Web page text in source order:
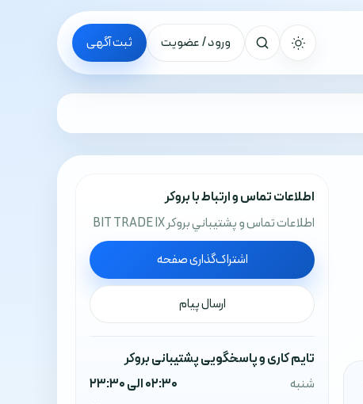
ورود / عضویت ثبت آگهی
اطلاعات تماس و ارتباط با بروکر
اطلاعات تماس و پشتيباني بروکر BIT TRADE IX
اشتراک‌گذاری صفحه
ارسال پیام
تایم کاری و پاسخگویی پشتیبانی بروکر
شنبه
02:30 الی 23:30